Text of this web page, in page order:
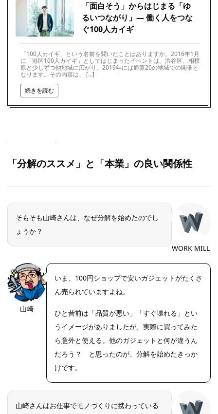
「面白そう」からはじまる「ゆ
るいつながり」― 働く人をつな
ぐ100人カイギ
「100人カイギ」という名前を聞いたことはありますか。2016年1月
に「港区100人カイギ」としてはじまったイベントは、渋谷区、相模
原と少しずつ他地域に広がり、2019年には通算20の地域での開催と
なります。その内容は、 […]
続きを読む
「分解のススメ」と「本業」の良い関係性
そもそも山崎さんは、なぜ分解を始めたのでし
ょうか？
WORK MILL
https://riseph
山崎
いま、100円ショップで安いガジェットがたくさ
ん売られていますよね。
ひと昔前は「品質が悪い」「すぐ壊れる」とい
うイメージがありましたが、実際に買ってみた
ら意外と使える。他のガジェットと何が違うん
だろう？ と思ったのが、分解を始めたきっか
けです。
山崎さんはお仕事でモノづくりに携わっている